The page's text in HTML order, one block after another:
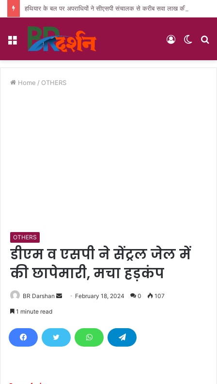
Menu
Switch
Log
Home / OTHERS
OTHERS
डीएम व एसपी ने सेंट्रल जेल में
की छापेमारी, मचा हड़कंप
BR Darshan
d
February 18, 2024 0 107
1 minute read